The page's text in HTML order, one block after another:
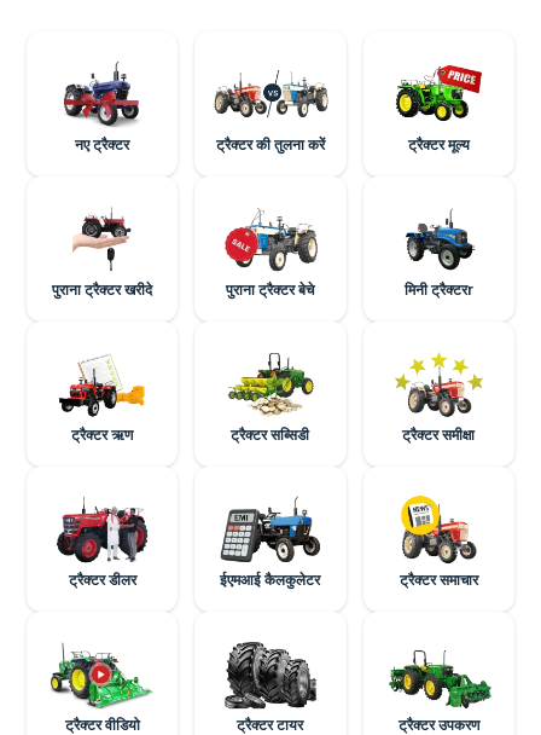
नए ट्रैक्टर ट्रैक्टर की तुलना करें ट्रैक्टर मूल्य
पुराना ट्रैक्टर खरीदे पुराना ट्रैक्टर बेचे मिनी ट्रैक्टरr
ट्रैक्टर ऋण ट्रैक्टर सब्सिडी ट्रैक्टर समीक्षा
ट्रैक्टर डीलर ईएमआई कैलकुलेटर ट्रैक्टर समाचार
ट्रैक्टर वीडियो ट्रैक्टर टायर ट्रैक्टर उपकरण